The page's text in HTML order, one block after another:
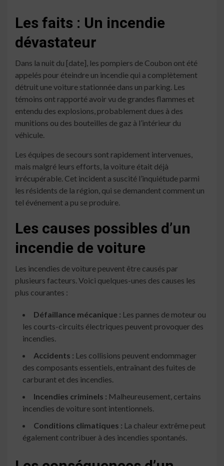
Les faits : Un incendie
dévastateur
Dans la nuit du [date], les pompiers de Coubon ont été
appelés pour éteindre un incendie qui a complètement
détruit une voiture stationnée dans un parking. Les
témoins ont rapporté avoir vu de grandes flammes et
entendu des explosions, probablement dues à des
munitions ou des bouteilles de gaz à l’intérieur du
véhicule.
Les équipes de secours sont rapidement intervenues,
mais malgré leurs efforts, la voiture était déjà
irrécupérable. Cet incident a suscité l’inquiétude parmi
les résidents de la région, qui se demandent comment un
tel événement a pu se produire.
Les causes possibles d’un
incendie de voiture
Les incendies de voiture peuvent être causés par
plusieurs facteurs. Voici quelques-unes des causes les
plus courantes :
Défaillance mécanique : Les pannes de moteur ou
les courts-circuits électriques peuvent provoquer des
incendies.
Accidents : Les collisions peuvent endommager
des composants essentiels, entraînant des fuites de
carburant et des incendies.
Incendies criminels : Malheureusement, certains
incendies de voiture sont intentionnels.
Conditions climatiques : La chaleur extrême peut
également contribuer à des incendies spontanés.